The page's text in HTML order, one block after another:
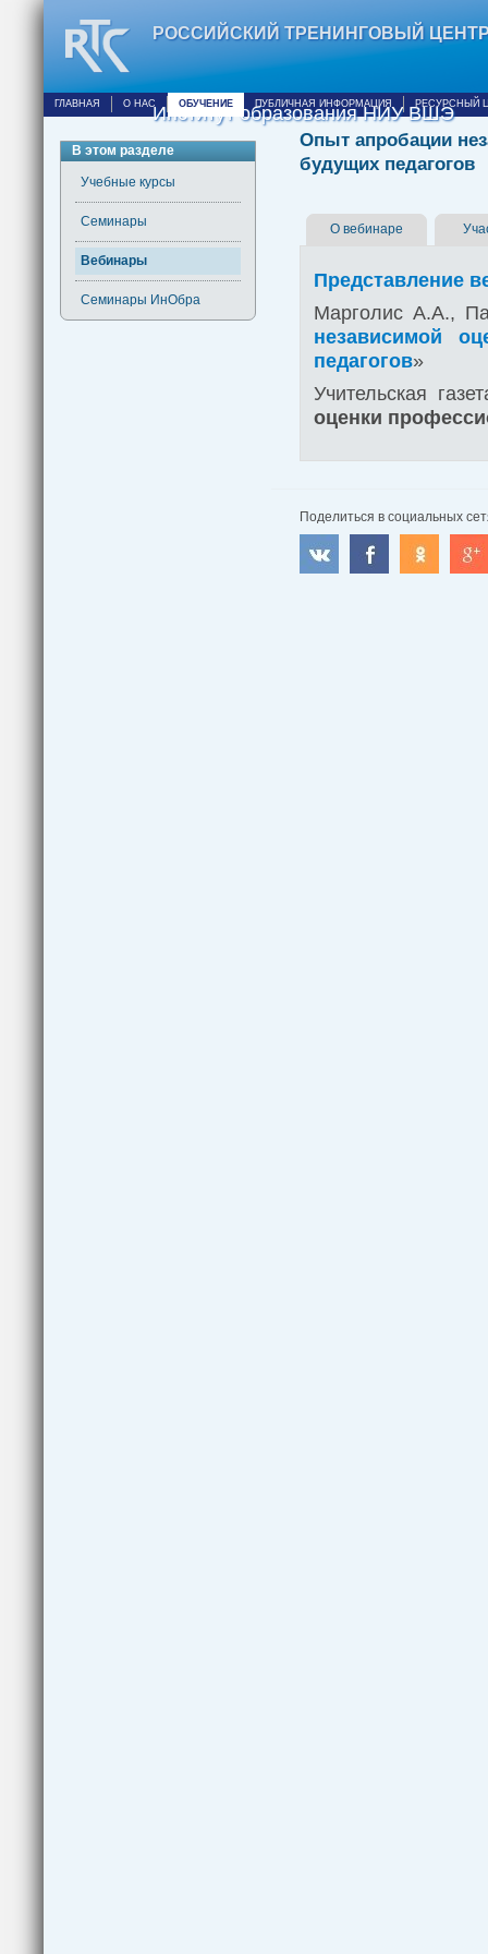
РОССИЙСКИЙ ТРЕНИНГОВЫЙ
Институт образования НИУ ВШЭ
ГЛАВНАЯ О НАС ОБУЧЕНИЕ ПУБЛИЧНАЯ ИНФОРМАЦИЯ РЕСУРСНЫЙ
В этом разделе
Учебные курсы
Семинары
Вебинары
Семинары ИнОбра
Опыт апробации
будущих педагогов
О вебинаре
Представление
Марголис А.А.,
независимой
педагогов»
Учительская
оценки
Поделиться в социальных